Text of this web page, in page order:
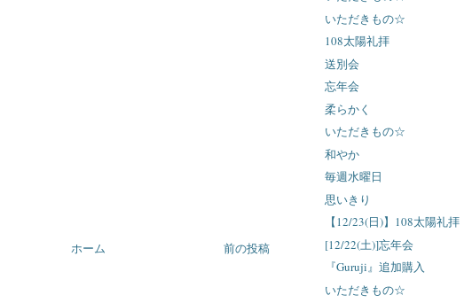
前の投稿
ホーム
いただきもの☆
108太陽礼拝
送別会
忘年会
柔らかく
いただきもの☆
和やか
毎週水曜日
思いきり
【12/23(日)】108太陽礼拝
[12/22(土)]忘年会
『Guruji』追加購入
いただきもの☆